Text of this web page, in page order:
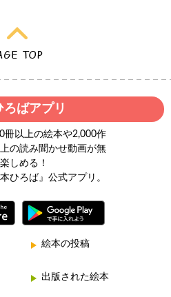
ろばアプリ
冊以上の絵本や2,000作
の読み聞かせ動画が無
しめる！
本ひろば』公式アプリ。
絵本の投稿
出版された絵本